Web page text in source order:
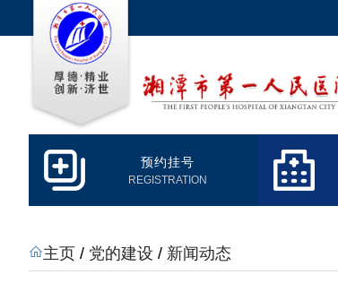
预约挂号
REGISTRATION
主页 / 党的建设 / 新闻动态